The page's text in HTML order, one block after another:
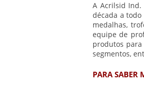
A Acrilsid Ind.
década a
medalhas,
equipe de
produtos para
segmentos,
PARA SABER